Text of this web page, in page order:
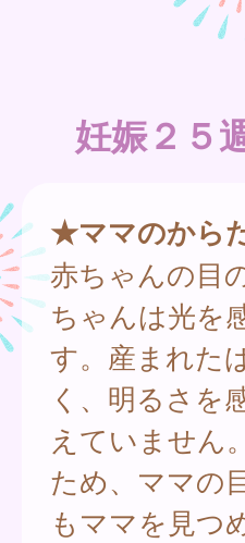
妊娠２５
★ママのから
赤ちゃんの目
ちゃんは光を
す。産まれた
く、明るさを
えていません
ため、ママの
もママを見つ